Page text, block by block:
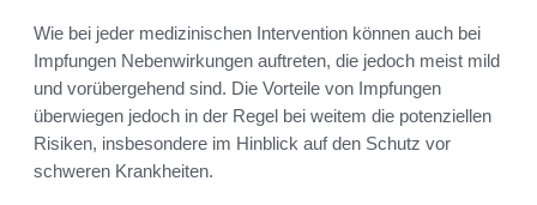
Wie bei jeder medizinischen Intervention können auch bei
Impfungen Nebenwirkungen auftreten, die jedoch meist mild
und vorübergehend sind. Die Vorteile von Impfungen
überwiegen jedoch in der Regel bei weitem die potenziellen
Risiken, insbesondere im Hinblick auf den Schutz vor
schweren Krankheiten.